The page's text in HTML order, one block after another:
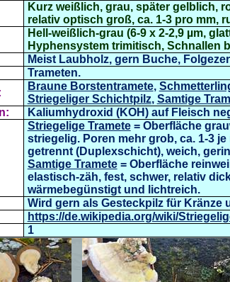
Kurz weißlich, grau, später gelblich,
relativ optisch groß, ca. 1-3 pro mm,
Hell-weißlich-grau (6-9 x 2-2,9 µm,
Hyphensystem trimitisch, Schnallen
Meist Laubholz, gern Buche,
Trameten.
Braune Borstentramete,
Striegeliger Schichtpilz, Samtige
Kaliumhydroxid (KOH) auf Fleisch
Striegelige Tramete= Oberfläche
striegelig. Poren mehr grob, ca. 1-3
getrennt (Duplexschicht), weich,
Samtige Tramete= Oberfläche
elastisch-zäh, fest, schwer, relativ
wärmebegünstigt und lichtreich.
Wird gern als Gesteckpilz für Kränze
https://de.wikipedia.org/wiki/
1